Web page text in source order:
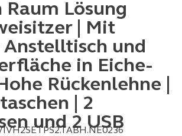
Raum Lösung
| Mit
und
in Eiche-
Rückenlehne |
| 2
und 2 USB